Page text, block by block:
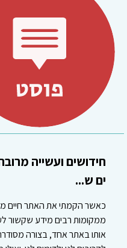
ים ש...
כאשר הקמתי את האתר חיים
ממקומות רבים מידע שקשור
אותו באתר אחד, בצורה